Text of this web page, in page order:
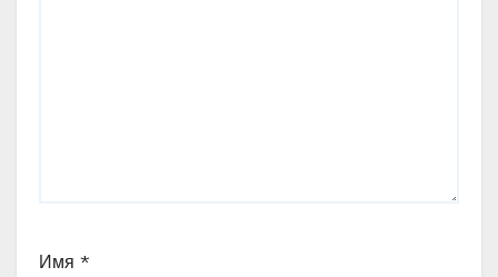
Имя *